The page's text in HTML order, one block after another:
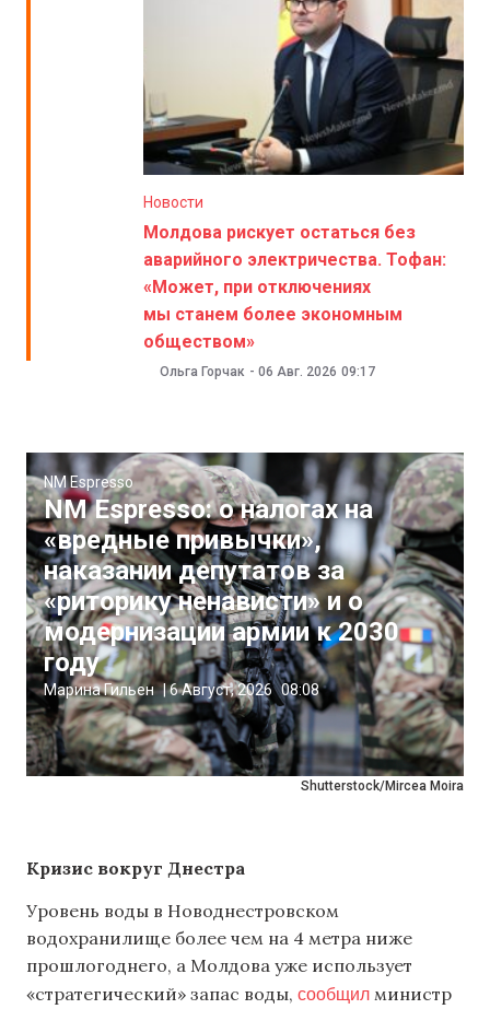
Новости
Молдова рискует остаться без
аварийного электричества. Тофан:
«Может, при отключениях
мы станем более экономным
обществом»
Ольга Горчак - 06 Авг. 2026 09:17
Shutterstock/Mircea Moira
NM Espresso
NM Espresso: о налогах на
«вредные привычки»,
наказании депутатов за
«риторику ненависти» и о
модернизации армии к 2030
году
Марина Гильен |6 Август, 2026 08:08
Кризис вокруг Днестра
Уровень воды в Новоднестровском
водохранилище более чем на 4 метра ниже
прошлогоднего, а Молдова уже использует
«стратегический» запас воды, сообщил министр